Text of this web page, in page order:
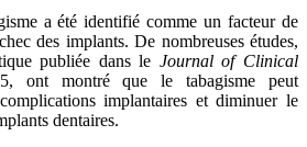
a été identifié comme un facteur de
des implants. De nombreuses études,
publiée dans le Journal of Clinical
ont montré que le tabagisme peut
implantaires et diminuer le
dentaires.